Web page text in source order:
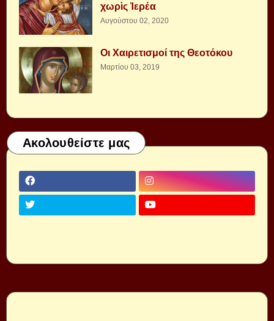
χωρὶς Ἱερέα
Αυγούστου 02, 2020
Οι Χαιρετισμοί της Θεοτόκου
Μαρτίου 03, 2019
Ακολουθείστε μας